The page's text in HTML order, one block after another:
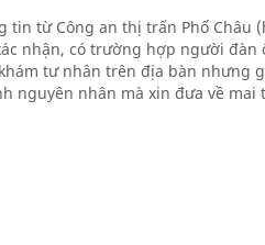
tin từ Công an thị trấn Phố Châu
nhận, có trường hợp người đàn
tư nhân trên địa bàn nhưng
nguyên nhân mà xin đưa về mai